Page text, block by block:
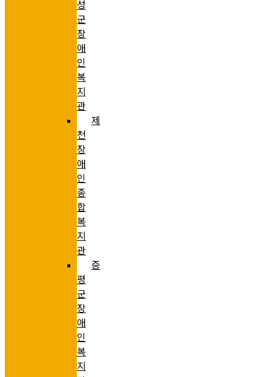
성
군
장
애
인
복
지
관
제
천
장
애
인
종
합
복
지
관
증
평
군
장
애
인
복
지